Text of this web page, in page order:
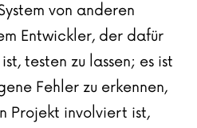
von anderen
Entwickler, der dafür
testen zu lassen; es ist
Fehler zu erkennen,
Projekt involviert ist,